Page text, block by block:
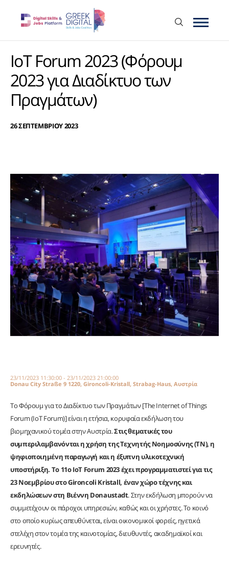
IoT Forum 2023 (Φόρουμ
2023 για Διαδίκτυο των
Πραγμάτων)
26 ΣΕΠΤΕΜΒΡΙΟΥ 2023
23/11/2023 11:30:00 - 23/11/2023 21:00:00
Donau City Straße 9 1220, Gironcoli-Kristall, Strabag-Haus, Αυστρία
Το Φόρουμ για το Διαδίκτυο των Πραγμάτων [The Internet of Things
Forum (IoT Forum)] είναι η ετήσια, κορυφαία εκδήλωση του
βιομηχανικού τομέα στην Αυστρία.Στις θεματικές του
συμπεριλαμβανόνται η χρήση της Τεχνητής Νοημοσύνης (ΤΝ), η
ψηφιοποιημένη παραγωγή και η έξυπνη υλικοτεχνική
υποστήριξη. Το 11ο IoT Forum 2023 έχει προγραμματιστεί για τις
23 Νοεμβρίου στο Gironcoli Kristall, έναν χώρο τέχνης και
εκδηλώσεων στη Βιέννη Donaustadt. Στην εκδήλωση μπορούν να
συμμετέχουν οι πάροχοι υπηρεσιών, καθώς και οι χρήστες. Το κοινό
στο οποίο κυρίως απευθύνεται, είναι οικονομικοί φορείς, ηγετικά
στελέχη στον τομέα της καινοτομίας, διευθυντές, ακαδημαϊκοί και
ερευνητές.